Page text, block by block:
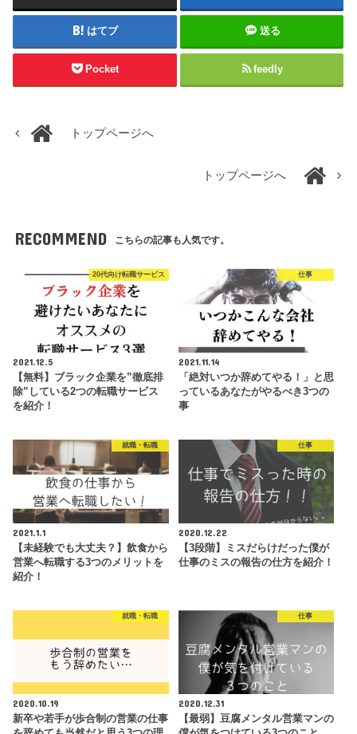
はてブ 送る
Pocket feedly
トップページへ
トップページへ
RECOMMEND こちらの記事も人気です。
20代向け転職サービス
2021.12.5
【無料】ブラック企業を”徹底排
除”している2つの転職サービス
を紹介！
仕事
2021.11.14
「絶対いつか辞めてやる！」と思
っているあなたがやるべき3つの
事
就職・転職
2021.1.1
【未経験でも大丈夫？】飲食から
営業へ転職する3つのメリットを
紹介！
仕事
2020.12.22
【3段階】ミスだらけだった僕が
仕事のミスの報告の仕方を紹介！
就職・転職
2020.10.19
新卒や若手が歩合制の営業の仕事
仕事
2020.12.31
【最弱】豆腐メンタル営業マンの